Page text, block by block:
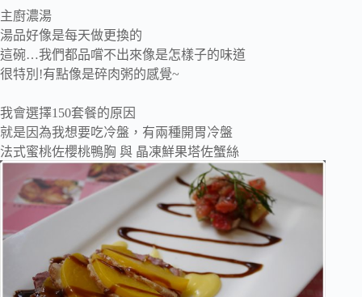
主廚濃湯
湯品好像是每天做更換的
這碗…我們都品嚐不出來像是怎樣子的味道
很特別!有點像是碎肉粥的感覺~
我會選擇150套餐的原因
就是因為我想要吃冷盤，有兩種開胃冷盤
法式蜜桃佐櫻桃鴨胸 與 晶凍鮮果塔佐蟹絲